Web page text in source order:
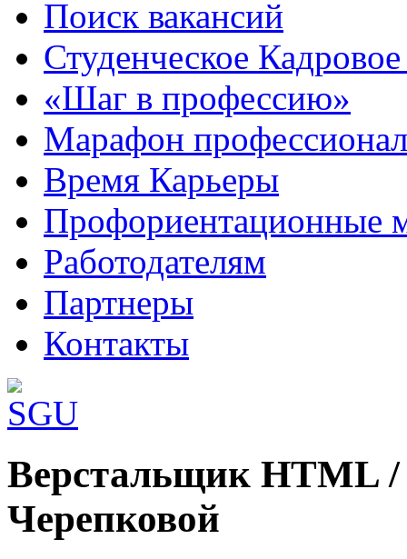
Поиск вакансий
Студенческое Кадровое
«Шаг в профессию»
Марафон
Время Карьеры
Профориентационные
Работодателям
Партнеры
Контакты
Шаблоны Joomla 3 здесь: http://www.joomla3x.ru/joomla3-
Верстальщик HTML
Черепковой